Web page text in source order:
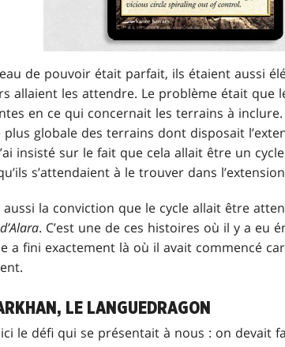
de pouvoir était parfait, ils étaient aussi
allaient les attendre. Le problème était que
en ce qui concernait les terrains à
plus globale des terrains dont disposait
insisté sur le fait que cela allait être un
s’attendaient à le trouver dans
aussi la conviction que le cycle allait être
. C’est une de ces histoires où il y a
a fini exactement là où il avait commencé
LE LANGUEDRAGON
le défi qui se présentait à nous : on devait